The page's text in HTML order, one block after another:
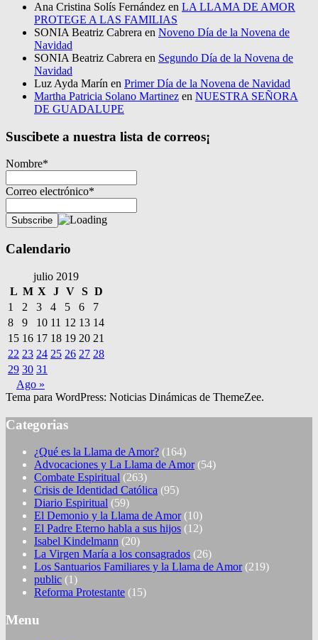
Ana Cristina Solís Fernández en LA LLAMA DE AMOR
PROTEGE A LAS FAMILIAS
SONIA Beatriz Cabrera en Noveno Día de la Novena de
Navidad
SONIA Beatriz Cabrera en Segundo Día de la Novena de
Navidad
Luz Ayda Marín en Primer Día de la Novena de Navidad
Martha Patricia Solano Martinez en NUESTRA SEÑORA
DE GUADALUPE
Suscibete a nuestra lista de correos¡
Nombre*
Correo electrónico*
Calendario
julio 2019
L M X J V S D
1
2 3 4 5 6
7
8
9 10 11 12 13 14
15 16 17 18 19 20 21
22 23 24 25 26 27 28
29 30 31
Ago »
Tema para WordPress: Noticias Dinámicas de ThemeZee.
Categorias
¿Qué es la Llama de Amor? (164)
Advocaciones y La Llama de Amor(54)
Combate Espiritual (263)
Crisis de Identidad Católica (95)
Diario Espiritual (59)
El Demonio y la Llama de Amor(10)
El Padre Eterno habla a sus hijos (12)
Isabel Kindelmann (20)
La Virgen María a los consagrados (26)
Los Santuarios Familiares y la Llama de Amor(219)
public (1)
Reforma Protestante (15)
Menu